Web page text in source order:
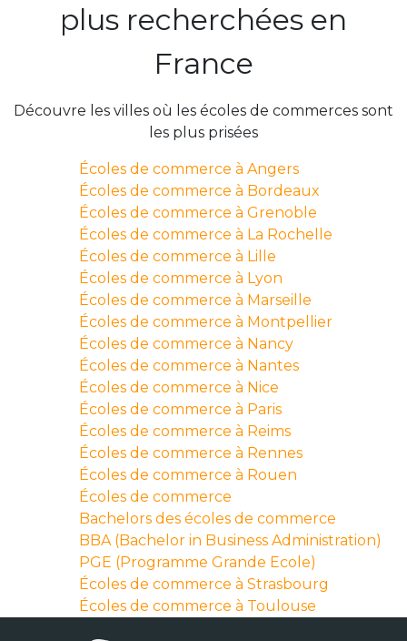
plus recherchées en
France
Découvre les villes où les écoles de commerces sont
les plus prisées
Écoles de commerce à Angers
Écoles de commerce à Bordeaux
Écoles de commerce à Grenoble
Écoles de commerce à La Rochelle
Écoles de commerce à Lille
Écoles de commerce à Lyon
Écoles de commerce à Marseille
Écoles de commerce à Montpellier
Écoles de commerce à Nancy
Écoles de commerce à Nantes
Écoles de commerce à Nice
Écoles de commerce à Paris
Écoles de commerce à Reims
Écoles de commerce à Rennes
Écoles de commerce à Rouen
Écoles de commerce
Bachelors des écoles de commerce
BBA (Bachelor in Business Administration)
PGE (Programme Grande Ecole)
Écoles de commerce à Strasbourg
Écoles de commerce à Toulouse